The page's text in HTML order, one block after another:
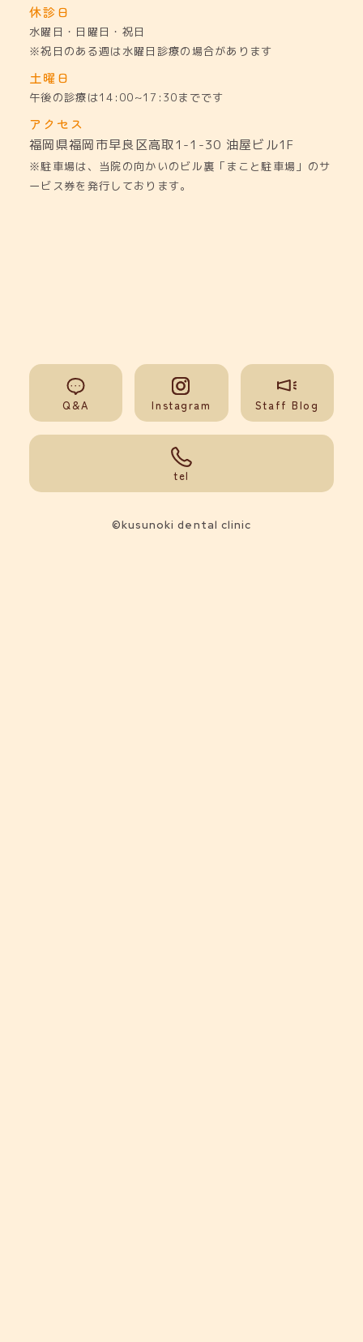
休診日
水曜日・日曜日・祝日
※祝日のある週は水曜日診療の場合があります
土曜日
午後の診療は14:00~17:30までです
アクセス
福岡県福岡市早良区高取1-1-30 油屋ビル1F
※駐車場は、当院の向かいのビル裏「まこと駐車場」のサ
ービス券を発行しております。
Q&A Instagram Staff Blog
tel
©kusunoki dental clinic